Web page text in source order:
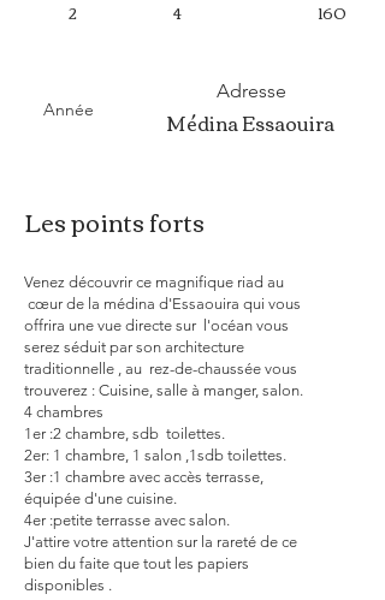
2
Année
4 160
Adresse
Médina Essaouira
Les points forts
Venez découvrir ce magnifique riad au
cœur de la médina d'Essaouira qui vous
offrira une vue directe sur l'océan vous
serez séduit par son architecture
traditionnelle , au rez-de-chaussée vous
trouverez : Cuisine, salle à manger, salon.
4 chambres
1er :2 chambre, sdb toilettes.
2er: 1 chambre, 1 salon ,1sdb toilettes.
3er :1 chambre avec accès terrasse,
équipée d'une cuisine.
4er :petite terrasse avec salon.
J'attire votre attention sur la rareté de ce
bien du faite que tout les papiers
disponibles .